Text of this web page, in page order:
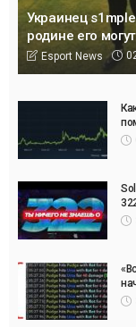
Украинец
родине его
Esport News